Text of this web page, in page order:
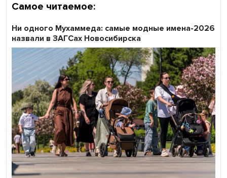
Самое читаемое:
Ни одного Мухаммеда: самые модные имена-2026
назвали в ЗАГСах Новосибирска